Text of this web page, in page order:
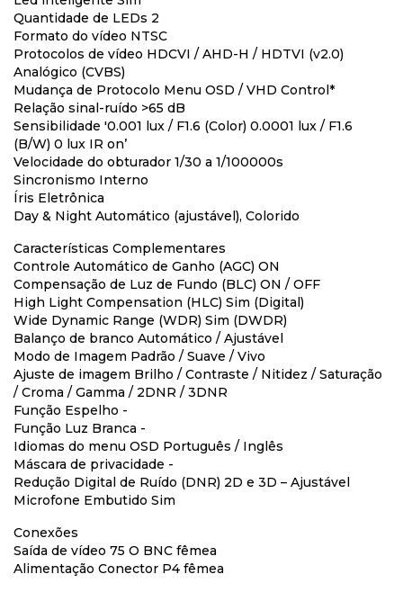
Quantidade de LEDs 2
Formato do vídeo NTSC
Protocolos de vídeo HDCVI / AHD-H / HDTVI (v2.0)
Analógico (CVBS)
Mudança de Protocolo Menu OSD / VHD Control*
Relação sinal-ruído >65 dB
Sensibilidade '0.001 lux / F1.6 (Color) 0.0001 lux / F1.6
(B/W) 0 lux IR on’
Velocidade do obturador 1/30 a 1/100000s
Sincronismo Interno
Íris Eletrônica
Day & Night Automático (ajustável), Colorido
Características Complementares
Controle Automático de Ganho (AGC) ON
Compensação de Luz de Fundo (BLC) ON / OFF
High Light Compensation (HLC) Sim (Digital)
Wide Dynamic Range (WDR) Sim (DWDR)
Balanço de branco Automático / Ajustável
Modo de Imagem Padrão / Suave / Vivo
Ajuste de imagem Brilho / Contraste / Nitidez / Saturação
/ Croma / Gamma / 2DNR / 3DNR
Função Espelho -
Função Luz Branca -
Idiomas do menu OSD Português / Inglês
Máscara de privacidade -
Redução Digital de Ruído (DNR) 2D e 3D – Ajustável
Microfone Embutido Sim
Conexões
Saída de vídeo 75 O BNC fêmea
Alimentação Conector P4 fêmea